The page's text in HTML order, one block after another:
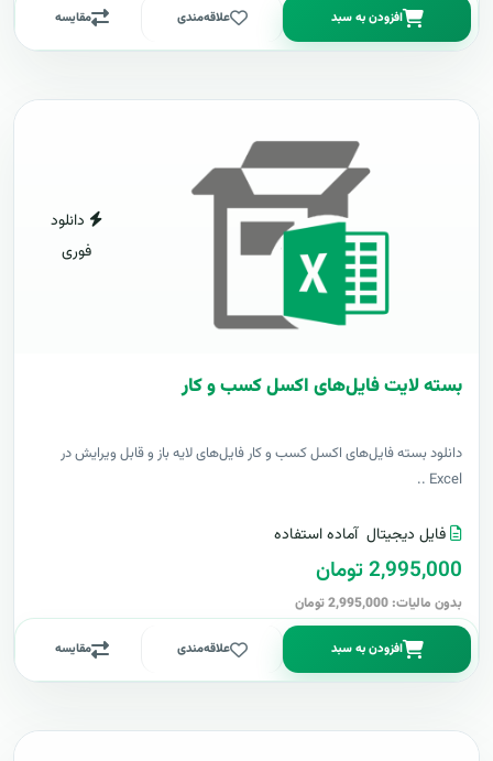
افزودن به سبد علاقه‌مندی مقایسه
دانلود
فوری
بسته لایت فایل‌های اکسل کسب و کار
دانلود بسته فایل‌های اکسل کسب و کار فایل‌های لایه باز و قابل ویرایش در
Excel ..
فایل دیجیتال آماده استفاده
2,995,000 تومان
بدون مالیات: 2,995,000 تومان
افزودن به سبد علاقه‌مندی مقایسه